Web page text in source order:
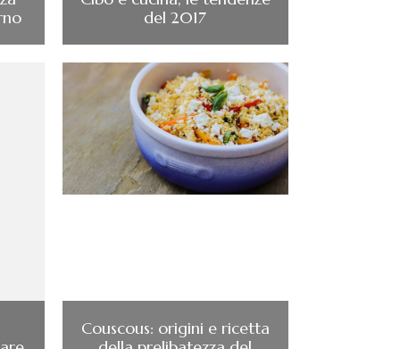
del 2017
Couscous: origini e ricetta